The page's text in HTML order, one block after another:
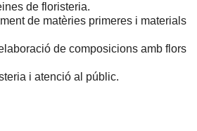
de floristeria.
de matèries primeres i materials
de composicions amb flors
i atenció al públic.